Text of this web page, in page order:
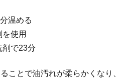
温める
使用
剤で23分
ことで油汚れが柔らかくなり、